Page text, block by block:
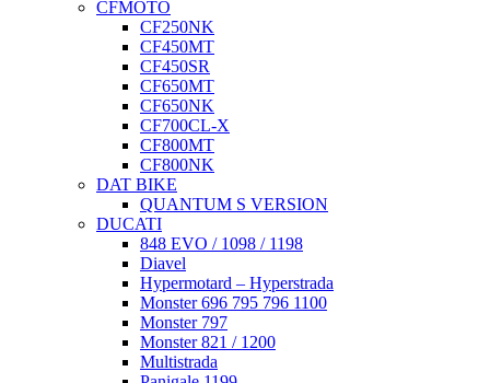
CFMOTO
CF250NK
CF450MT
CF450SR
CF650MT
CF650NK
CF700CL-X
CF800MT
CF800NK
DAT BIKE
QUANTUM S VERSION
DUCATI
848 EVO / 1098 / 1198
Diavel
Hypermotard – Hyperstrada
Monster 696 795 796 1100
Monster 797
Monster 821 / 1200
Multistrada